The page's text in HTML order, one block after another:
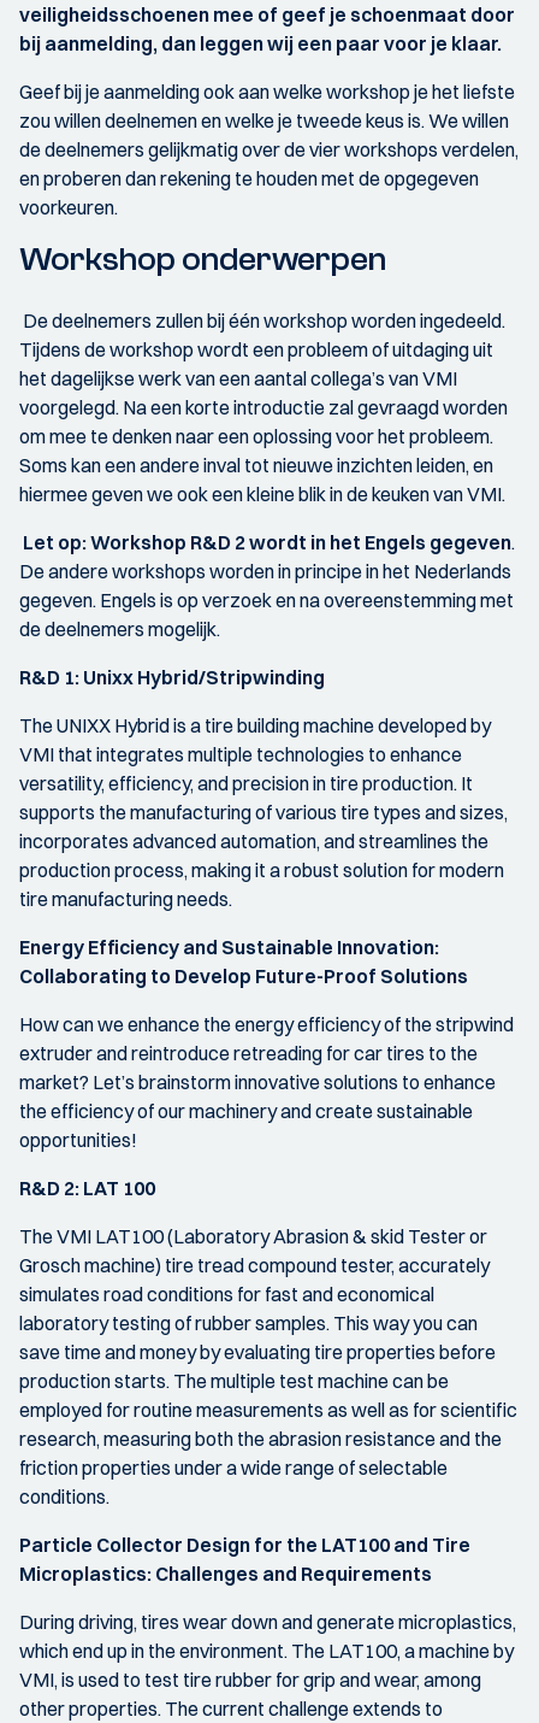
veiligheidsschoenen mee of geef je schoenmaat door
bij aanmelding, dan leggen wij een paar voor je klaar.
Geef bij je aanmelding ook aan welke workshop je het liefste
zou willen deelnemen en welke je tweede keus is. We willen
de deelnemers gelijkmatig over de vier workshops verdelen,
en proberen dan rekening te houden met de opgegeven
voorkeuren.
Workshop onderwerpen
De deelnemers zullen bij één workshop worden ingedeeld.
Tijdens de workshop wordt een probleem of uitdaging uit
het dagelijkse werk van een aantal collega’s van VMI
voorgelegd. Na een korte introductie zal gevraagd worden
om mee te denken naar een oplossing voor het probleem.
Soms kan een andere inval tot nieuwe inzichten leiden, en
hiermee geven we ook een kleine blik in de keuken van VMI.
Let op: Workshop R&D 2 wordt in het Engels gegeven.
De andere workshops worden in principe in het Nederlands
gegeven. Engels is op verzoek en na overeenstemming met
de deelnemers mogelijk.
R&D 1: Unixx Hybrid/Stripwinding
The UNIXX Hybrid is a tire building machine developed by
VMI that integrates multiple technologies to enhance
versatility, efficiency, and precision in tire production. It
supports the manufacturing of various tire types and sizes,
incorporates advanced automation, and streamlines the
production process, making it a robust solution for modern
tire manufacturing needs.
Energy Efficiency and Sustainable Innovation:
Collaborating to Develop Future-Proof Solutions
How can we enhance the energy efficiency of the stripwind
extruder and reintroduce retreading for car tires to the
market? Let’s brainstorm innovative solutions to enhance
the efficiency of our machinery and create sustainable
opportunities!
R&D 2: LAT 100
The VMI LAT100 (Laboratory Abrasion & skid Tester or
Grosch machine) tire tread compound tester, accurately
simulates road conditions for fast and economical
laboratory testing of rubber samples. This way you can
save time and money by evaluating tire properties before
production starts. The multiple test machine can be
employed for routine measurements as well as for scientific
research, measuring both the abrasion resistance and the
friction properties under a wide range of selectable
conditions.
Particle Collector Design for the LAT100 and Tire
Microplastics: Challenges and Requirements
During driving, tires wear down and generate microplastics,
which end up in the environment. The LAT100, a machine by
VMI, is used to test tire rubber for grip and wear, among
other properties. The current challenge extends to